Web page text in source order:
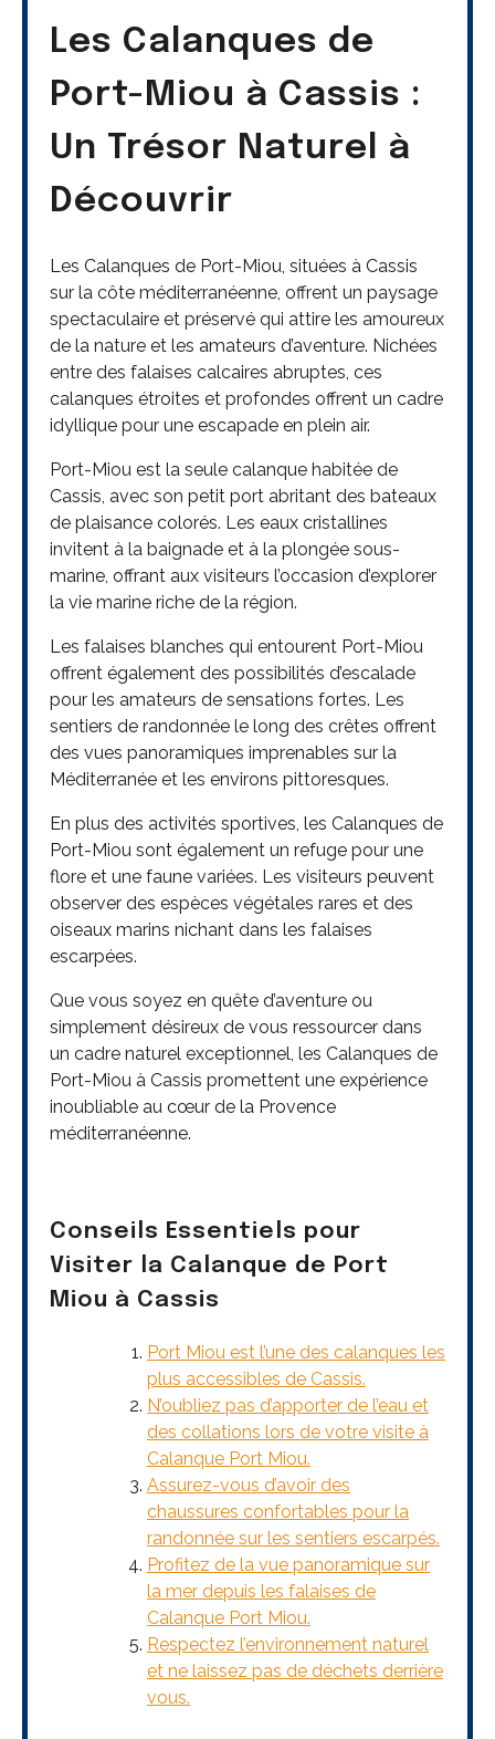
Les Calanques de
Port-Miou à Cassis :
Un Trésor Naturel à
Découvrir
Les Calanques de Port-Miou, situées à Cassis
sur la côte méditerranéenne, offrent un paysage
spectaculaire et préservé qui attire les amoureux
de la nature et les amateurs d’aventure. Nichées
entre des falaises calcaires abruptes, ces
calanques étroites et profondes offrent un cadre
idyllique pour une escapade en plein air.
Port-Miou est la seule calanque habitée de
Cassis, avec son petit port abritant des bateaux
de plaisance colorés. Les eaux cristallines
invitent à la baignade et à la plongée sous-
marine, offrant aux visiteurs l’occasion d’explorer
la vie marine riche de la région.
Les falaises blanches qui entourent Port-Miou
offrent également des possibilités d’escalade
pour les amateurs de sensations fortes. Les
sentiers de randonnée le long des crêtes offrent
des vues panoramiques imprenables sur la
Méditerranée et les environs pittoresques.
En plus des activités sportives, les Calanques de
Port-Miou sont également un refuge pour une
flore et une faune variées. Les visiteurs peuvent
observer des espèces végétales rares et des
oiseaux marins nichant dans les falaises
escarpées.
Que vous soyez en quête d’aventure ou
simplement désireux de vous ressourcer dans
un cadre naturel exceptionnel, les Calanques de
Port-Miou à Cassis promettent une expérience
inoubliable au cœur de la Provence
méditerranéenne.
Conseils Essentiels pour
Visiter la Calanque de Port
Miou à Cassis
Port Miou est l’une des calanques les
plus accessibles de Cassis.
N’oubliez pas d’apporter de l’eau et
des collations lors de votre visite à
Calanque Port Miou.
Assurez-vous d’avoir des
chaussures confortables pour la
randonnée sur les sentiers escarpés.
Profitez de la vue panoramique sur
la mer depuis les falaises de
Calanque Port Miou.
Respectez l’environnement naturel
et ne laissez pas de déchets derrière
vous.